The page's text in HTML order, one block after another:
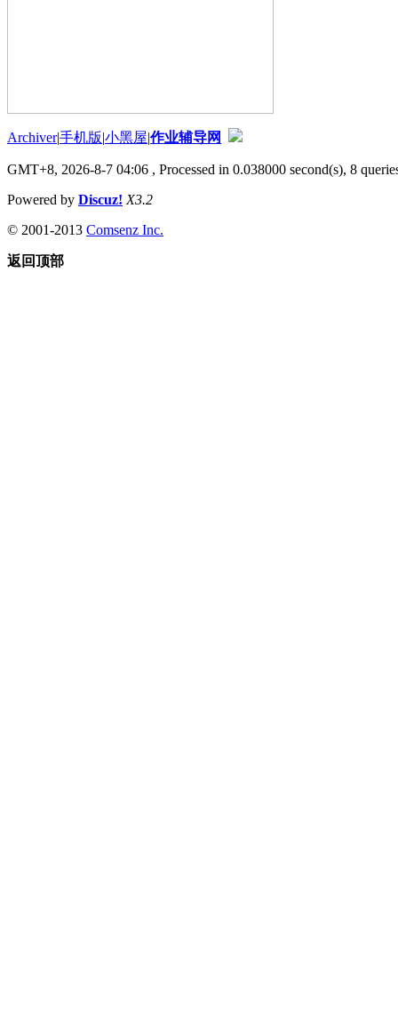
Archiver|手机版|小黑屋|作业辅导网
GMT+8, 2026-8-7 04:06 , Processed in 0.038000 second(s), 8
Powered by Discuz! X3.2
© 2001-2013 Comsenz Inc.
返回顶部